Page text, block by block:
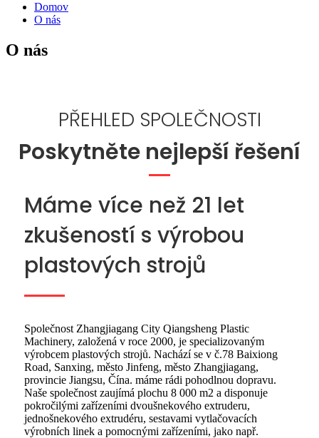
Domov
O nás
O nás
PŘEHLED SPOLEČNOSTI
Poskytněte nejlepší řešení
Máme více než 21 let
zkušeností s výrobou
plastových strojů
Společnost Zhangjiagang City Qiangsheng Plastic
Machinery, založená v roce 2000, je specializovaným
výrobcem plastových strojů. Nachází se v č.78 Baixiong
Road, Sanxing, město Jinfeng, město Zhangjiagang,
provincie Jiangsu, Čína. máme rádi pohodlnou dopravu.
Naše společnost zaujímá plochu 8 000 m2 a disponuje
pokročilými zařízeními dvoušnekového extruderu,
jednošnekového extrudéru, sestavami vytlačovacích
výrobních linek a pomocnými zařízeními, jako např.